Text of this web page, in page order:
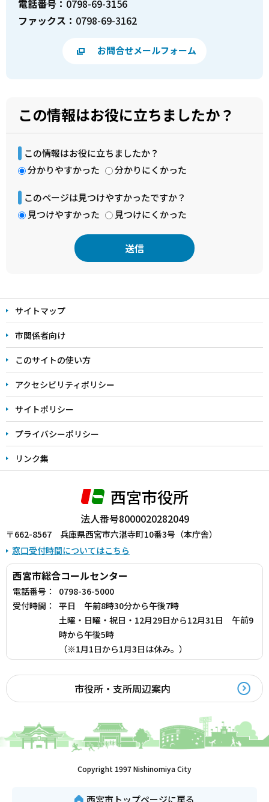
電話番号： 0798-69-3156
ファックス： 0798-69-3162
お問合せメールフォーム
この情報はお役に立ちましたか？
この情報はお役に立ちましたか？
分かりやすかった
分かりにくかった
このページは見つけやすかったですか？
見つけやすかった
見つけにくかった
文
こ
こ
ま
で
サイトマップ
市関係者向け
このサイトの使い方
アクセシビリティポリシー
サイトポリシー
プライバシーポリシー
リンク集
西宮市役所
法人番号8000020282049
〒662-8567 兵庫県西宮市六湛寺町10番3号（本庁舎）
窓口受付時間についてはこちら
西宮市総合コールセンター
電話番号：
0798-36-5000
受付時間：
平日 午前8時30分から午後7時
土曜・日曜・祝日・12月29日から12月31日 午前9
時から午後5時
（※1月1日から1月3日は休み。）
市役所・支所周辺案内
Copyright 1997 Nishinomiya City
西宮市トップページに戻る